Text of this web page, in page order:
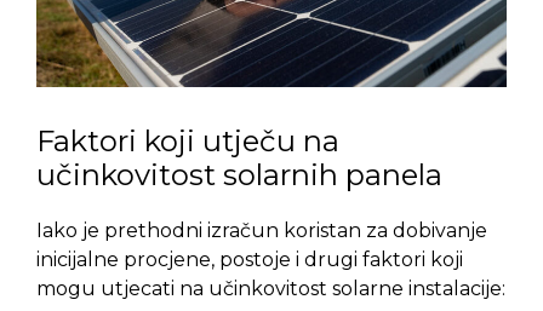
Faktori koji utječu na
učinkovitost solarnih panela
Iako je prethodni izračun koristan za dobivanje
inicijalne procjene, postoje i drugi faktori koji
mogu utjecati na učinkovitost solarne instalacije: